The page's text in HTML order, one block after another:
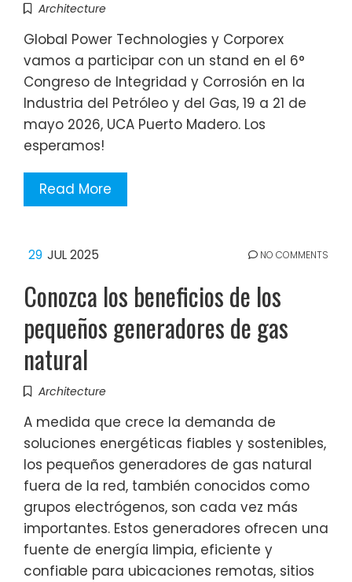
Architecture
Global Power Technologies y Corporex
vamos a participar con un stand en el 6°
Congreso de Integridad y Corrosión en la
Industria del Petróleo y del Gas, 19 a 21 de
mayo 2026, UCA Puerto Madero. Los
esperamos!
Read More
29 JUL 2025 NO COMMENTS
Conozca los beneficios de los
pequeños generadores de gas
natural
Architecture
A medida que crece la demanda de
soluciones energéticas fiables y sostenibles,
los pequeños generadores de gas natural
fuera de la red, también conocidos como
grupos electrógenos, son cada vez más
importantes. Estos generadores ofrecen una
fuente de energía limpia, eficiente y
confiable para ubicaciones remotas, sitios